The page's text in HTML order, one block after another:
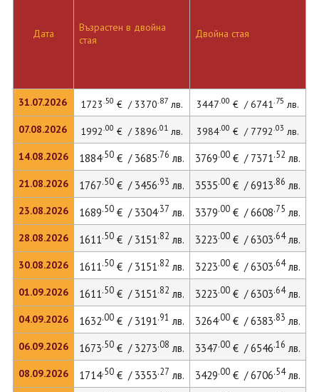
Дата
31.07.2026
07.08.2026
14.08.2026
21.08.2026
23.08.2026
28.08.2026
30.08.2026
01.09.2026
04.09.2026
06.09.2026
08.09.2026
Възрастен в двойна
стая
Двойна стая
1723.50 € / 3370.87 лв. 3447.00 € / 6741.75 лв.
1992.00 € / 3896.01лв. 3984.00 € / 7792.03 лв.
1884.50€ / 3685.76 лв. 3769.00€ / 7371.52 лв.
1767.50€ / 3456.93 лв. 3535.00€ / 6913.86 лв.
1689.50€ / 3304.37 лв. 3379.00€ / 6608.75 лв.
1611.50€ / 3151.82 лв. 3223.00€ / 6303.64лв.
1611.50€ / 3151.82 лв. 3223.00€ / 6303.64лв.
1611.50€ / 3151.82 лв. 3223.00€ / 6303.64лв.
1632.00€ / 3191.91 лв. 3264.00€ / 6383.83 лв.
1673.50€ / 3273.08 лв. 3347.00€ / 6546.16 лв.
1714.50€ / 3353.27 лв. 3429.00€ / 6706.54лв.